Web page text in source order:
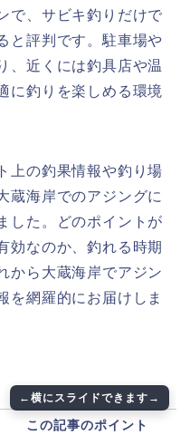
で、サビキ釣りだけで
と評判です。駐車場や
、近くには釣具店や温
に釣りを楽しめる環境
上の釣果情報や釣り場
蔵海岸でのアジングに
した。どのポイントが
効なのか、釣れる時期
ら大蔵海岸でアジン
を網羅的にお届けしま
この記事のポイント